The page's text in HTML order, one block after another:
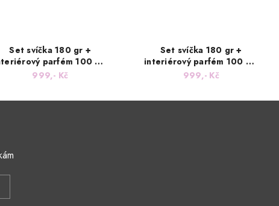
Set svíčka 180 gr +
parfém 100 mL
vůní Tajemný les Mystical
Fores
999,- Kč
Set svíčka 180 gr +
interiérový parfém 100 mL
s vůní Padající hvězda
999,- Kč